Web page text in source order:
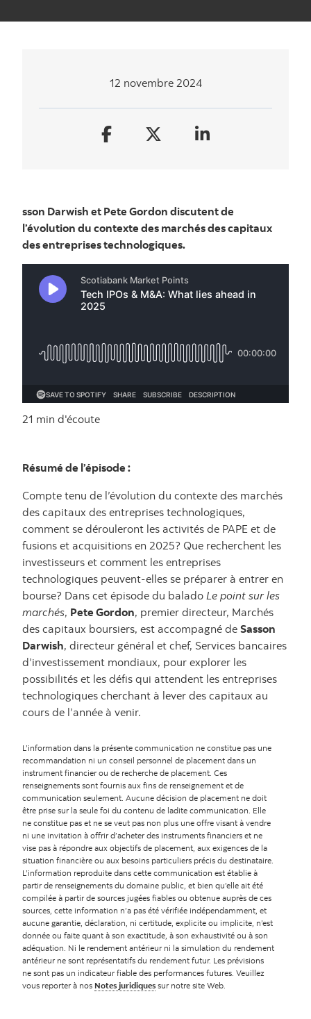
12 novembre 2024
sson Darwish et Pete Gordon discutent de
l’évolution du contexte des marchés des capitaux
des entreprises technologiques.
21 min d'écoute
Résumé de l’épisode :
Compte tenu de l’évolution du contexte des marchés
des capitaux des entreprises technologiques,
comment se dérouleront les activités de PAPE et de
fusions et acquisitions en 2025? Que recherchent les
investisseurs et comment les entreprises
technologiques peuvent-elles se préparer à entrer en
bourse? Dans cet épisode du balado Le point sur les
marchés, Pete Gordon, premier directeur, Marchés
des capitaux boursiers, est accompagné de Sasson
Darwish, directeur général et chef, Services bancaires
d’investissement mondiaux, pour explorer les
possibilités et les défis qui attendent les entreprises
technologiques cherchant à lever des capitaux au
cours de l’année à venir.
L’information dans la présente communication ne constitue pas une
recommandation ni un conseil personnel de placement dans un
instrument financier ou de recherche de placement. Ces
renseignements sont fournis aux fins de renseignement et de
communication seulement. Aucune décision de placement ne doit
être prise sur la seule foi du contenu de ladite communication. Elle
ne constitue pas et ne se veut pas non plus une offre visant à vendre
ni une invitation à offrir d’acheter des instruments financiers et ne
vise pas à répondre aux objectifs de placement, aux exigences de la
situation financière ou aux besoins particuliers précis du destinataire.
L’information reproduite dans cette communication est établie à
partir de renseignements du domaine public, et bien qu’elle ait été
compilée à partir de sources jugées fiables ou obtenue auprès de ces
sources, cette information n’a pas été vérifiée indépendamment, et
aucune garantie, déclaration, ni certitude, explicite ou implicite, n’est
donnée ou faite quant à son exactitude, à son exhaustivité ou à son
adéquation. Ni le rendement antérieur ni la simulation du rendement
antérieur ne sont représentatifs du rendement futur. Les prévisions
ne sont pas un indicateur fiable des performances futures. Veuillez
vous reporter à nos Notes juridiques sur notre site Web.